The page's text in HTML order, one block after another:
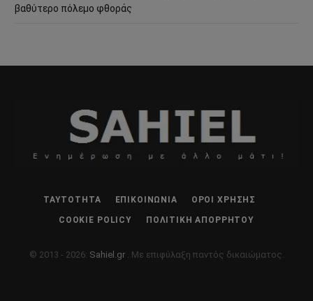
βαθύτερο πόλεμο φθοράς
ΤΑΥΤΌΤΗΤΑ ΕΠΙΚΟΙΝΩΝΊΑ ΌΡΟΙ ΧΡΉΣΗΣ
COOKIE POLICY ΠΟΛΙΤΙΚΉ ΑΠΟΡΡΉΤΟΥ
© 2013 - 2026: Sahiel.gr . Με επιφύλαξη παντός δικαιώματος.